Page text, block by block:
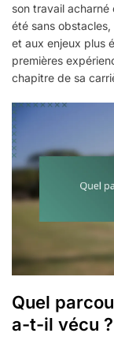
son travail acharné
été sans
et aux enjeux plus
premières
chapitre de sa
Quel
a-t-il vécu ?